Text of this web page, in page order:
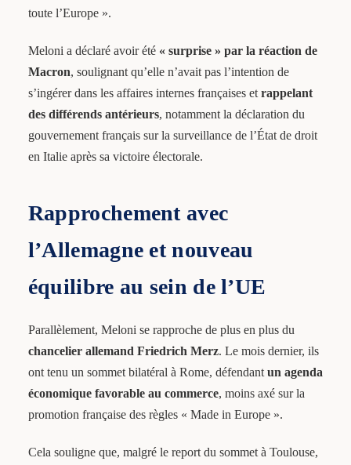
toute l’Europe ».
Meloni a déclaré avoir été « surprise » par la réaction de
Macron, soulignant qu’elle n’avait pas l’intention de
s’ingérer dans les affaires internes françaises et rappelant
des différends antérieurs, notamment la déclaration du
gouvernement français sur la surveillance de l’État de droit
en Italie après sa victoire électorale.
Rapprochement avec
l’Allemagne et nouveau
équilibre au sein de l’UE
Parallèlement, Meloni se rapproche de plus en plus du
chancelier allemand Friedrich Merz. Le mois dernier, ils
ont tenu un sommet bilatéral à Rome, défendant un agenda
économique favorable au commerce, moins axé sur la
promotion française des règles « Made in Europe ».
Cela souligne que, malgré le report du sommet à Toulouse,